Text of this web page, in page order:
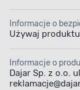
Informacje o
Używaj
Informacje o
Dajar Sp. z o.o.